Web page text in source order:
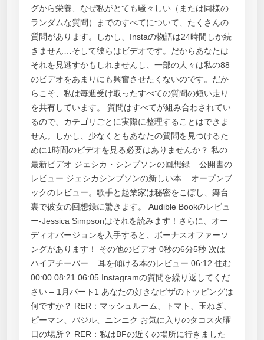
グから栄養、なぜ私がとても騒々しい（または同様の
ランダムな質問）までのすべてについて、たくさんの
質問があります。しかし、Instaの物語は24時間しか続
きません…そして彼らはビデオです。だからあなたは
それを見逃すかもしれませんし、一部の人々は私の88
のビデオをあまりにも興奮させたくないのです。だか
らこそ、私は毎週受け取ったすべての質問の短い走り
を共有しています。 質問はすべてが組み合わされてい
るので、カテゴリごとに実際に整理することはできま
せん。しかし、少なくともあなたの質問を見つけるた
めに1時間のビデオを見る必要はありませんか？ 私の
最新ビデオ ジェシカ・シンプソンの回想録 – 公開書の
レビュー ジェシカシンプソンの新しい本 – オープンブ
ックのレビュー。歌手と起業家は秘密をこぼし、舞台
裏で彼女の回想録に驚きます。 Audible Bookのレビュ
ー-Jessica Simpsonはそれを読みます！さらに、オー
ディオバージョンを入手すると、ボーナスオファーソ
ングがあります！ その他のビデオ 0秒の6分5秒 次は
ハイアチーバー – 耳を傾ける本のレビュー 06:12 住む
00:00 08:21 06:05 Instagramの質問を繰り返してくだ
さい – 1月パート1 あなたの好きなピザのトッピングは
何ですか？ RER：マッシュルーム、トマト、玉ねぎ、
ピーマン、バジル、ニンニク お気に入りのタコス火曜
日の場所？ RER：私はBFの近くの場所に行きました